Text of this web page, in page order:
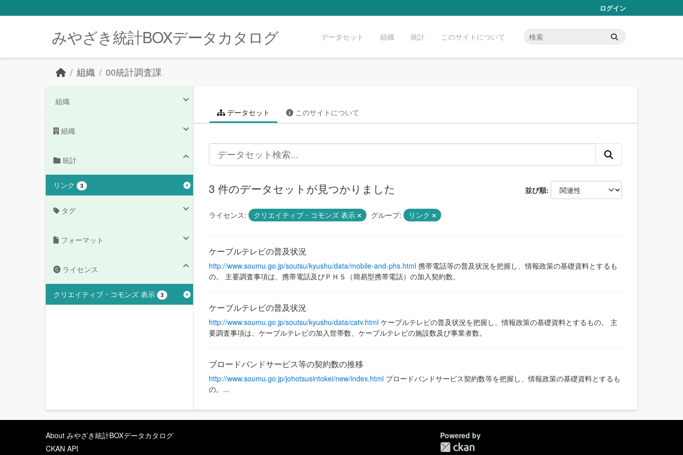
ログイン
みやざき統計BOXデータカタログ データセット 組織 統計 このサイトについて
組織 00統計調査課
組織
組織
統計
リンク 3
タグ
フォーマット
ライセンス
クリエイティブ・コモンズ 表示 3
データセット このサイトについて
並び順
3 件のデータセットが見つかりました
ライセンス: クリエイティブ・コモンズ 表示 グループ: リンク
ケーブルテレビの普及状況
http://www.soumu.go.jp/soutsu/kyushu/data/mobile-and-phs.html 携帯電話等の普及状況を把握し、情報政策の基礎資料とするも
の。 主要調査事項は、携帯電話及びＰＨＳ（簡易型携帯電話）の加入契約数。
ケーブルテレビの普及状況
http://www.soumu.go.jp/soutsu/kyushu/data/catv.html ケーブルテレビの普及状況を把握し、情報政策の基礎資料とするもの。 主
要調査事項は、ケーブルテレビの加入世帯数、ケーブルテレビの施設数及び事業者数。
ブロードバンドサービス等の契約数の推移
http://www.soumu.go.jp/johotsusintokei/new/index.html ブロードバンドサービス契約数等を把握し、情報政策の基礎資料とするも
の。...
About みやざき統計BOXデータカタログ
CKAN API
Powered by